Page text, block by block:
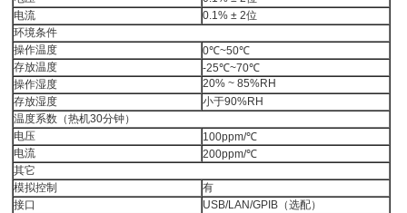
电流
0.1% ± 2位
环境条件
操作温度
0℃~50℃
存放温度
-25℃~70℃
操作湿度
20% ~ 85%RH
存放湿度
小于90%RH
温度系数（热机30分钟）
电压
100ppm/℃
电流
200ppm/℃
其它
模拟控制
有
接口
USB/LAN/GPIB（选配）